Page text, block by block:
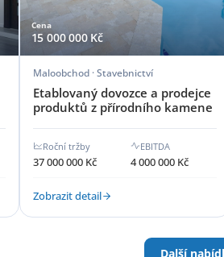
Cena
15 000 000 Kč
Maloobchod · Stavebnictví
Etablovaný dovozce a prodejce
produktů z přírodního kamene
Roční tržby
37 000 000 Kč
EBITDA
4 000 000 Kč
Zobrazit detail
Další